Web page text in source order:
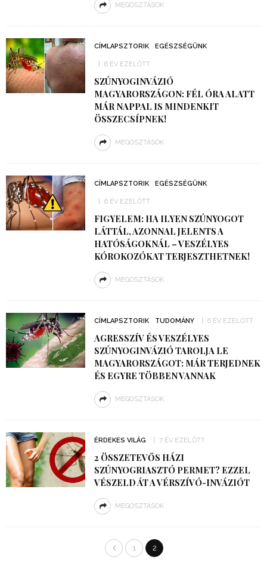
MEGOSZTÁSOK
CÍMLAPSZTORIK EGÉSZSÉGÜNK
6 ÉV EZELŐTT
SZÚNYOGINVÁZIÓ
MAGYARORSZÁGON: FÉL ÓRA ALATT
MÁR NAPPAL IS MINDENKIT
ÖSSZECSÍPNEK!
MEGOSZTÁSOK
CÍMLAPSZTORIK EGÉSZSÉGÜNK
6 ÉV EZELŐTT
FIGYELEM: HA ILYEN SZÚNYOGOT
LÁTTÁL, AZONNAL JELENTS A
HATÓSÁGOKNÁL – VESZÉLYES
KÓROKOZÓKAT TERJESZTHETNEK!
MEGOSZTÁSOK
CÍMLAPSZTORIK TUDOMÁNY 6 ÉV EZELŐTT
AGRESSZÍV ÉS VESZÉLYES
SZÚNYOGINVÁZIÓ TAROLJA LE
MAGYARORSZÁGOT: MÁR TERJEDNEK
ÉS EGYRE TÖBBEN VANNAK
MEGOSZTÁSOK
ÉRDEKES VILÁG 7 ÉV EZELŐTT
2 ÖSSZETEVŐS HÁZI
SZÚNYOGRIASZTÓ PERMET? EZZEL
VÉSZELD ÁT A VÉRSZÍVÓ-INVÁZIÓT
MEGOSZTÁSOK
1 2